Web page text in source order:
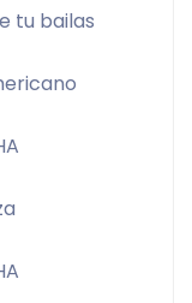
tu bailas